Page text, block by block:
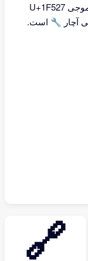
""ابزار" یا "تعمیر." همچنین می توانید از کد ایموجی U+1F527
آچار 🔧 است.
🔗